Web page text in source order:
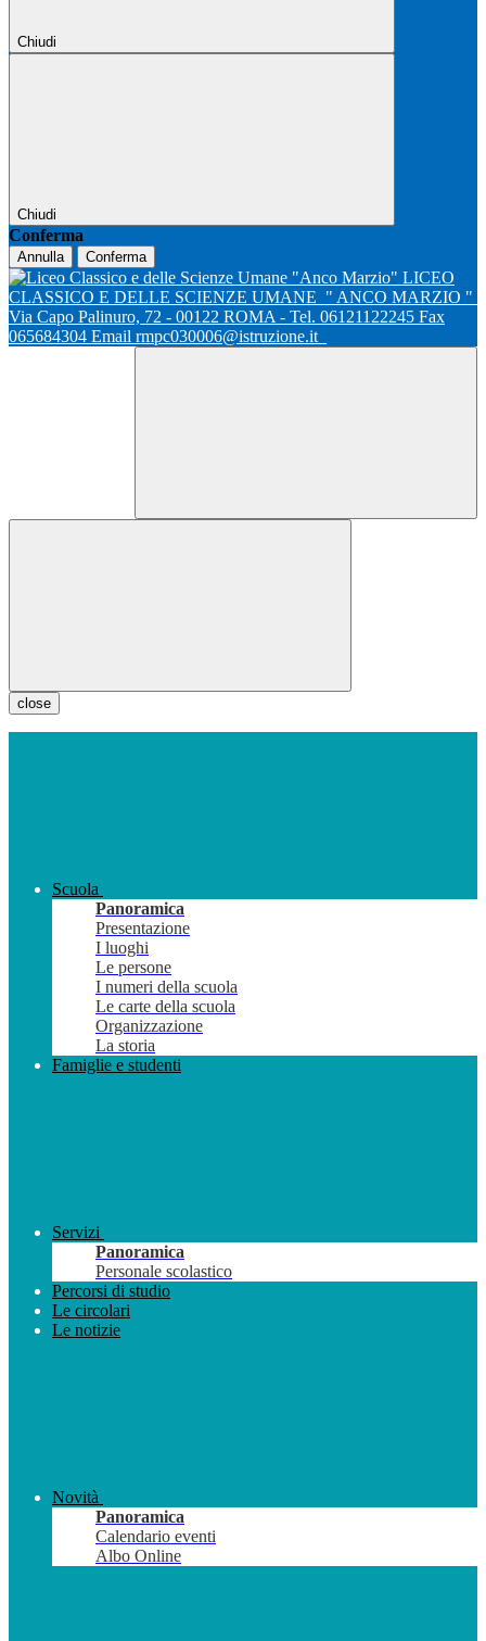
Chiudi
Chiudi
Conferma
Annulla Conferma
LICEO
CLASSICO E DELLE SCIENZE UMANE " ANCO MARZIO "
Via Capo Palinuro, 72 - 00122 ROMA - Tel. 06121122245 Fax
065684304 Email rmpc030006@istruzione.it
close
Scuola
Panoramica
Presentazione
I luoghi
Le persone
I numeri della scuola
Le carte della scuola
Organizzazione
La storia
Famiglie e studenti
Servizi
Panoramica
Personale scolastico
Percorsi di studio
Le circolari
Le notizie
Novità
Panoramica
Calendario eventi
Albo Online